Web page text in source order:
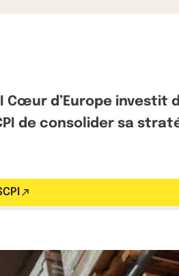
Cœur d’Europe
de consolider sa